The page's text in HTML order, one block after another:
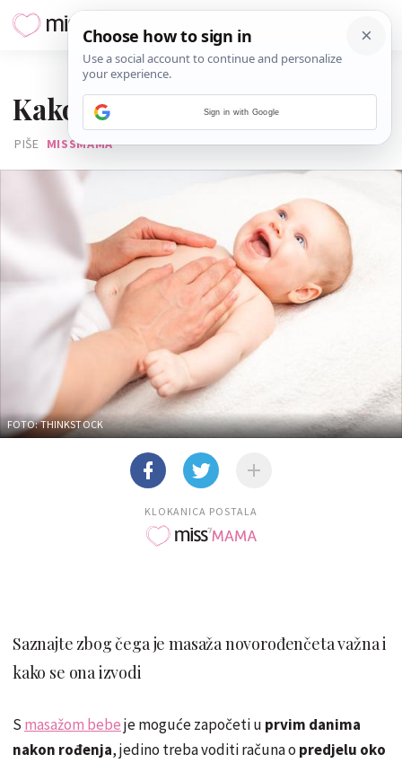
Kako ojačati bebin imunitet?
PIŠE MISSMAMA
FOTO: THINKSTOCK
KLOKANICA POSTALA
Saznajte zbog čega je masaža novorođenčeta važna i
kako se ona izvodi
S masažom bebeje moguće započeti u prvim danima
nakon rođenja, jedino treba voditi računa o predjelu oko
Sign in with Google